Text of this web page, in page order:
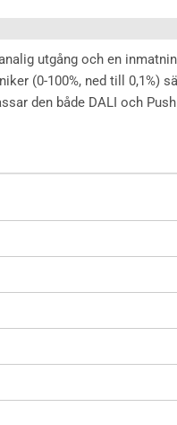
utgång och en
(0-100%, ned till 0,1%)
den både DALI och